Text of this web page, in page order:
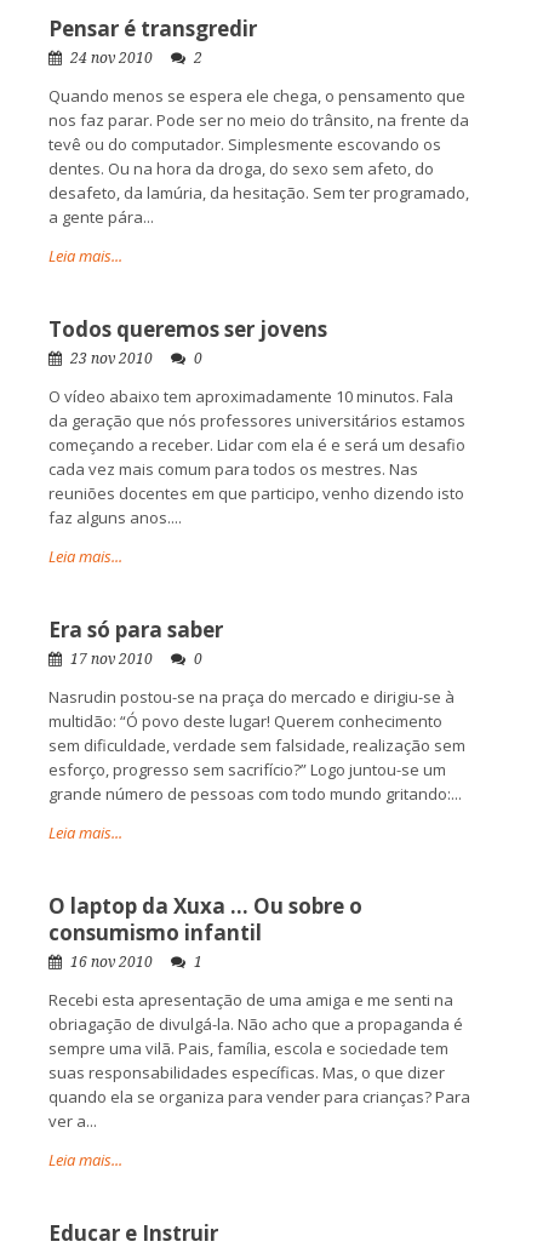
Pensar é transgredir
24 nov 2010 2
Quando menos se espera ele chega, o pensamento que
nos faz parar. Pode ser no meio do trânsito, na frente da
tevê ou do computador. Simplesmente escovando os
dentes. Ou na hora da droga, do sexo sem afeto, do
desafeto, da lamúria, da hesitação. Sem ter programado,
a gente pára...
Leia mais...
Todos queremos ser jovens
23 nov 2010 0
O vídeo abaixo tem aproximadamente 10 minutos. Fala
da geração que nós professores universitários estamos
começando a receber. Lidar com ela é e será um desafio
cada vez mais comum para todos os mestres. Nas
reuniões docentes em que participo, venho dizendo isto
faz alguns anos....
Leia mais...
Era só para saber
17 nov 2010 0
Nasrudin postou-se na praça do mercado e dirigiu-se à
multidão: “Ó povo deste lugar! Querem conhecimento
sem dificuldade, verdade sem falsidade, realização sem
esforço, progresso sem sacrifício?” Logo juntou-se um
grande número de pessoas com todo mundo gritando:...
Leia mais...
O laptop da Xuxa … Ou sobre o
consumismo infantil
16 nov 2010 1
Recebi esta apresentação de uma amiga e me senti na
obriagação de divulgá-la. Não acho que a propaganda é
sempre uma vilã. Pais, família, escola e sociedade tem
suas responsabilidades específicas. Mas, o que dizer
quando ela se organiza para vender para crianças? Para
ver a...
Leia mais...
Educar e Instruir